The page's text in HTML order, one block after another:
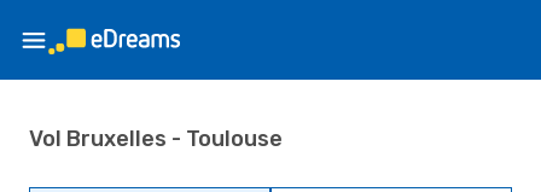
Vol Bruxelles - Toulouse